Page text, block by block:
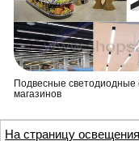
Подвесные светодиодные
магазинов
На страницу